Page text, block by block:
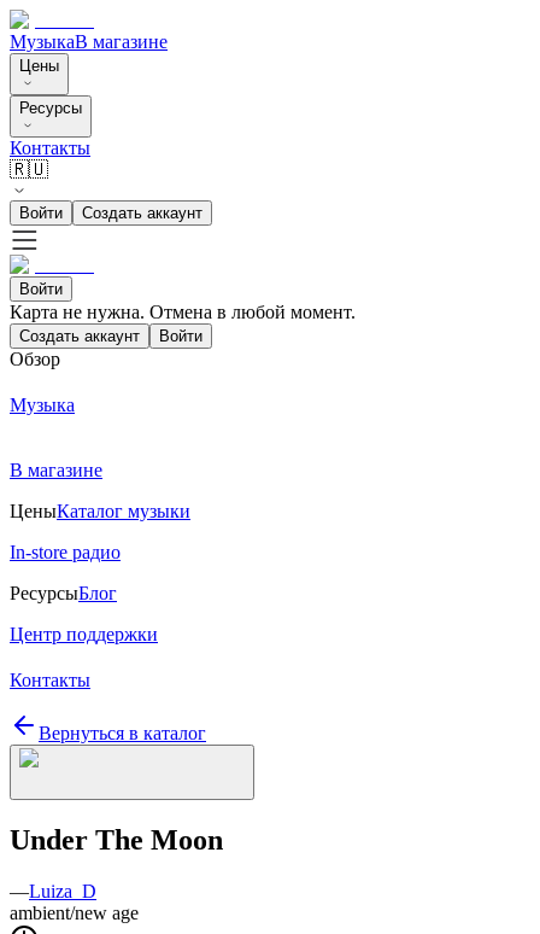
МузыкаВ магазине
Цены
Ресурсы
Контакты
🇷🇺
Войти Создать аккаунт
Войти
Карта не нужна. Отмена в любой момент.
Создать аккаунт Войти
Обзор
Музыка
В магазине
ЦеныКаталог музыки
In-store радио
РесурсыБлог
Центр поддержки
Контакты
Вернуться в каталог
Under The Moon
—Luiza_D
ambient/new age